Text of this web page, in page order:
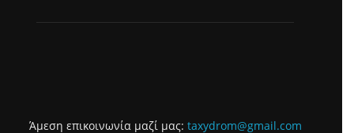
Άμεση επικοινωνία μαζί μας: taxydrom@gmail.com